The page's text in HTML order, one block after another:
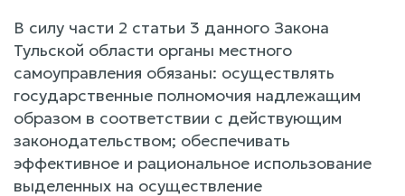
В силу части 2 статьи 3 данного Закона
Тульской области органы местного
самоуправления обязаны: осуществлять
государственные полномочия надлежащим
образом в соответствии с действующим
законодательством; обеспечивать
эффективное и рациональное использование
выделенных на осуществление